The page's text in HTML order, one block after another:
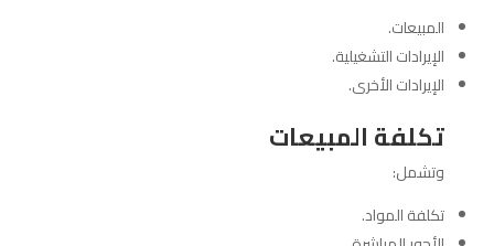
المبيعات.
الإيرادات التشغيلية.
الإيرادات الأخرى.
تكلفة المبيعات
وتشمل:
تكلفة المواد.